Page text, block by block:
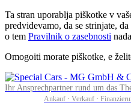
Ta stran uporablja piškotke v
predvidevamo, da se strinjate,
o tem Pravilnik o zasebnosti
Omogoiti morate piškotke, e
Ihr Ansprechpartner rund um das
Ankauf · Verkauf ·